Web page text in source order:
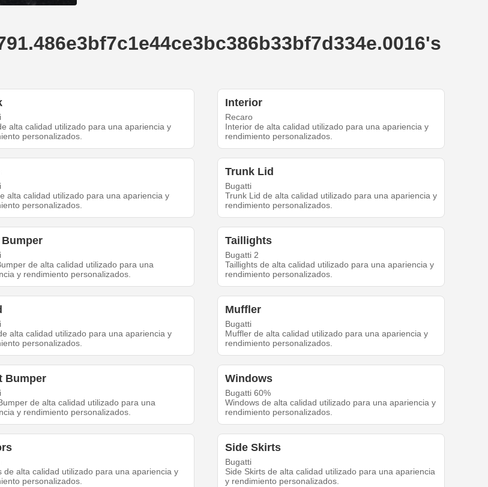
alta calidad utilizado para una apariencia y
personalizados.
Interior
Recaro
Interior de alta calidad utilizado para una apariencia y
rendimiento personalizados.
alta calidad utilizado para una apariencia y
personalizados.
Trunk Lid
Bugatti
Trunk Lid de alta calidad utilizado para una apariencia y
rendimiento personalizados.
Bumper
de alta calidad utilizado para una
y rendimiento personalizados.
Taillights
Bugatti 2
Taillights de alta calidad utilizado para una apariencia y
rendimiento personalizados.
alta calidad utilizado para una apariencia y
personalizados.
Muffler
Bugatti
Muffler de alta calidad utilizado para una apariencia y
rendimiento personalizados.
Bumper
de alta calidad utilizado para una
y rendimiento personalizados.
Windows
Bugatti 60%
Windows de alta calidad utilizado para una apariencia y
rendimiento personalizados.
de alta calidad utilizado para una apariencia y
personalizados.
Side Skirts
Bugatti
Side Skirts de alta calidad utilizado para una apariencia
y rendimiento personalizados.